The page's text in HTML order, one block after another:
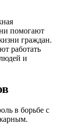
помогают
граждан.
работать
и
в борьбе с